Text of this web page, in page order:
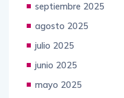
septiembre 2025
agosto 2025
julio 2025
junio 2025
mayo 2025